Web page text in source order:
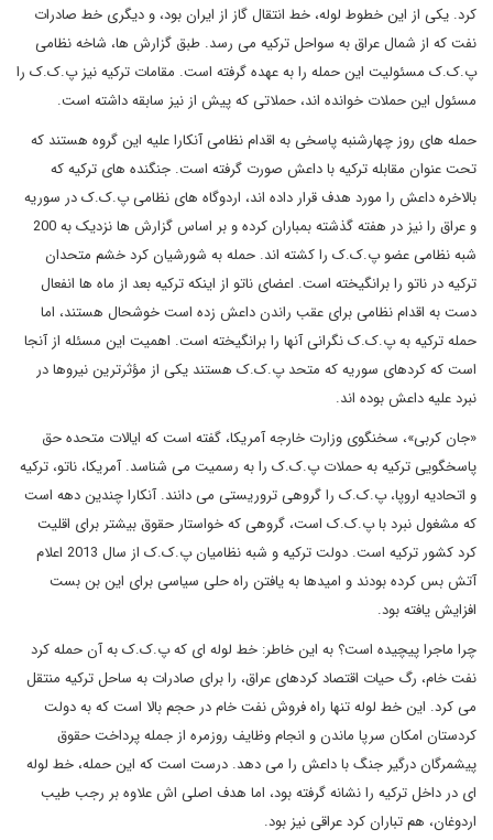
کرد. یکی از این خطوط لوله، خط انتقال گاز از ایران بود، و دیگری خط صادرات
نفت که از شمال عراق به سواحل ترکیه می رسد. طبق گزارش ها، شاخه نظامی
پ.ک.ک مسئولیت این حمله را به عهده گرفته است. مقامات ترکیه نیز پ.ک.ک را
مسئول این حملات خوانده اند، حملاتی که پیش از نیز سابقه داشته است.
حمله های روز چهارشنبه پاسخی به اقدام نظامی آنکارا علیه این گروه هستند که
تحت عنوان مقابله ترکیه با داعش صورت گرفته است. جنگنده های ترکیه که
بالاخره داعش را مورد هدف قرار داده اند، اردوگاه های نظامی پ.ک.ک در سوریه
و عراق را نیز در هفته گذشته بمباران کرده و بر اساس گزارش ها نزدیک به 200
شبه نظامی عضو پ.ک.ک را کشته اند. حمله به شورشیان کرد خشم متحدان
ترکیه در ناتو را برانگیخته است. اعضای ناتو از اینکه ترکیه بعد از ماه ها انفعال
دست به اقدام نظامی برای عقب راندن داعش زده است خوشحال هستند، اما
حمله ترکیه به پ.ک.ک نگرانی آنها را برانگیخته است. اهمیت این مسئله از آنجا
است که کردهای سوریه که متحد پ.ک.ک هستند یکی از مؤثرترین نیروها در
نبرد علیه داعش بوده اند.
«جان کربی»، سخنگوی وزارت خارجه آمریکا، گفته است که ایالات متحده حق
پاسخگویی ترکیه به حملات پ.ک.ک را به رسمیت می شناسد. آمریکا، ناتو، ترکیه
و اتحادیه اروپا، پ.ک.ک را گروهی تروریستی می دانند. آنکارا چندین دهه است
که مشغول نبرد با پ.ک.ک است، گروهی که خواستار حقوق بیشتر برای اقلیت
کرد کشور ترکیه است. دولت ترکیه و شبه نظامیان پ.ک.ک از سال 2013 اعلام
آتش بس کرده بودند و امیدها به یافتن راه حلی سیاسی برای این بن بست
افزایش یافته بود.
چرا ماجرا پیچیده است؟ به این خاطر: خط لوله ای که پ.ک.ک به آن حمله کرد
نفت خام، رگ حیات اقتصاد کردهای عراق، را برای صادرات به ساحل ترکیه منتقل
می کرد. این خط لوله تنها راه فروش نفت خام در حجم بالا است که به دولت
کردستان امکان سرپا ماندن و انجام وظایف روزمره از جمله پرداخت حقوق
پیشمرگان درگیر جنگ با داعش را می دهد. درست است که این حمله، خط لوله
ای در داخل ترکیه را نشانه گرفته بود، اما هدف اصلی اش علاوه بر رجب طیب
اردوغان، هم تباران کرد عراقی نیز بود.